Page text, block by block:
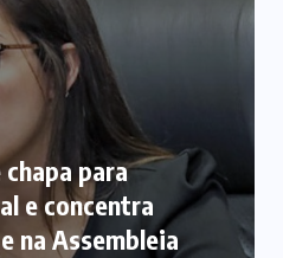
para
e concentra
na Assembleia